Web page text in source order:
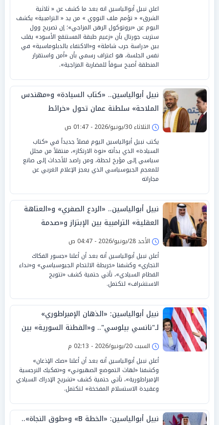
اعلن نبيل أبوالياسين انه بعد ما كشف عن « ثلاثية
الشرق» « تؤمم ملف النووي » من يد « الترامبية» يكشف
اليوم عن «بروتوكول الرهن المزاجي»؛ إن تصريح وول
ستريت جورنال بأن «زعيم طبقة المستنقع الأسود» يقلب
بين «دراسة حرب شاملة» و«الاكتفاء بالدبلوماسية» في
نفس الجلسة، هو اعتراف رسمي بأن «أمن واستقرار
المنطقة أصبح سوقاً للمضاربة المزاجية».
نبيل أبوالياسين.. «كتاب السيادة» و«مهندس
الملاحة» سلطنة عمان تحول «خرائط
التفاوض» إلى «منصات السادة»
الثلاثاء 30/يونيو/2026 - 01:47 ص
يكتب نبيل أبوالياسين اليوم فصلاً جديداً في «كتاب
السيادة» الذي بدأته «نوة الارتكاز»، منتقلاً من محلل
سياسي إلى مؤرخ لحظة، ومن راصد للأحداث إلى صانع
للمعجم الجيوسياسي الذي يعجز الإعلام الغربي عن
مجاراته
نبيل أبوالياسين.. «الردع الصفري» و«العتاهة
العقلية» الترامبية بين الإبتزاز و«صدمة
التصفير السيادي» للخليج
الأحد 28/يونيو/2026 - 04:47 ص
أعلن نبيل أبوالياسين أنه بعد أن أعلنا «جسور الفكاك
التجاري» وكشفنا «خريطة الالتحام الجيوسياسي» و«نداء
الفطام السيادي»، تأتي حتمية كشف «تتويج
الاستشراف» لتكتمل.
نبيل أبوالياسين: «الذهان الإمبراطوري»
لـ"نانسي بيلوسي".. و«الفطنة السورية» بين
«الجغرافيا البديلة» و«الارتداد السيكوباتي»
السبت 20/يونيو/2026 - 02:13 م
أعلن نبيل أبوالياسين أنه بعد أن أعلنا «صك الإذعان»
وكشفنا «لهاث التموضع الصهيوني» و«تفكيك النرجسية
الإمبراطورية»، تأتي حتمية كشف «تشريح الإدراك السيادي
وعقيدة الاستسلام المفخخة» لتكتمل.
نبيل أبوالياسين: «الخطة B» و«طوق النجاة»..